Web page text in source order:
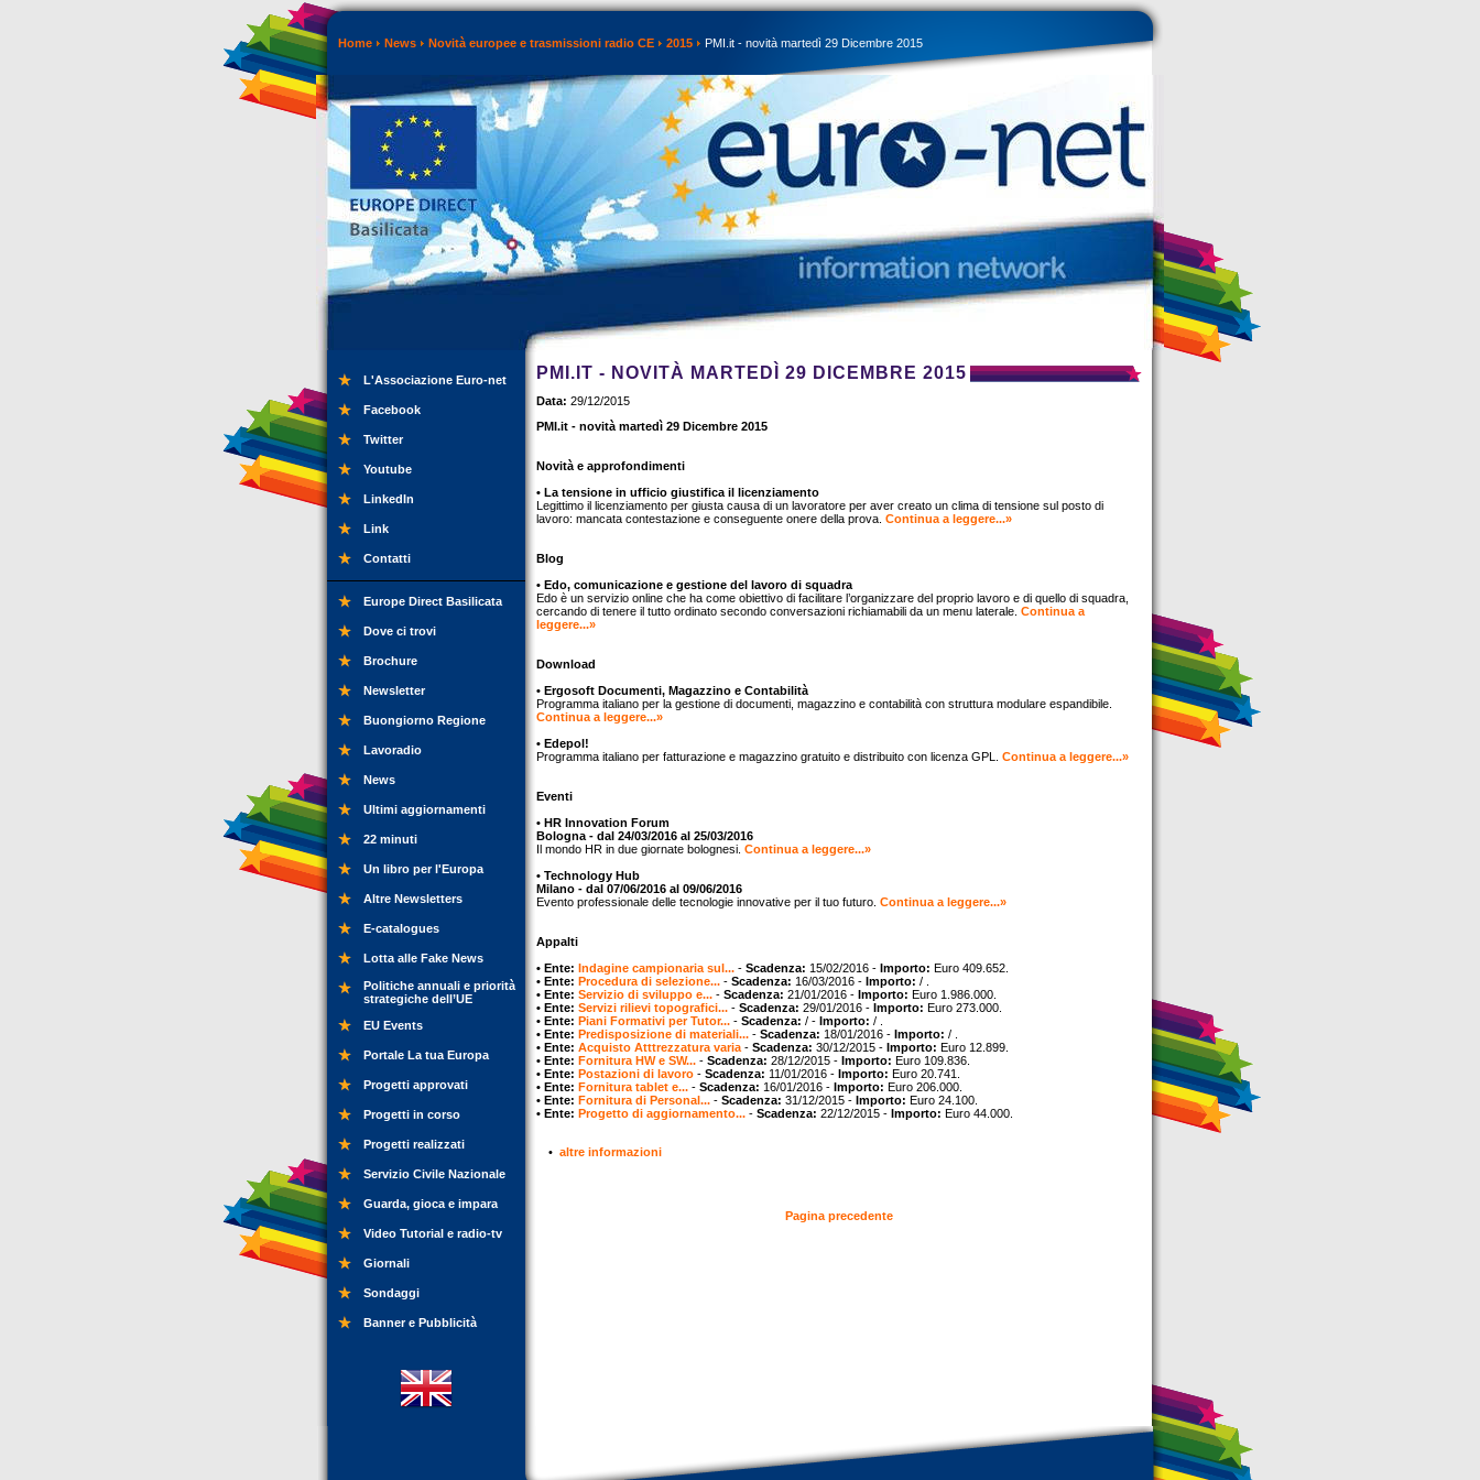
Home News Novità europee e trasmissioni radio CE 2015 PMI.it - novità martedì 29 Dicembre 2015
L'Associazione Euro-net
Facebook
Twitter
Youtube
LinkedIn
Link
Contatti
Europe Direct Basilicata
Dove ci trovi
Brochure
Newsletter
Buongiorno Regione
Lavoradio
News
Ultimi aggiornamenti
22 minuti
Un libro per l'Europa
Altre Newsletters
E-catalogues
Lotta alle Fake News
Politiche annuali e priorità
strategiche dell’UE
EU Events
Portale La tua Europa
Progetti approvati
Progetti in corso
Progetti realizzati
Servizio Civile Nazionale
Guarda, gioca e impara
Video Tutorial e radio-tv
Giornali
Sondaggi
Banner e Pubblicità
PMI.IT - NOVITÀ MARTEDÌ 29 DICEMBRE 2015
Data: 29/12/2015
PMI.it - novità martedì 29 Dicembre 2015
Novità e approfondimenti
• La tensione in ufficio giustifica il licenziamento
Legittimo il licenziamento per giusta causa di un lavoratore per aver creato un clima di tensione sul posto di
lavoro: mancata contestazione e conseguente onere della prova. Continua a leggere...»
Blog
• Edo, comunicazione e gestione del lavoro di squadra
Edo è un servizio online che ha come obiettivo di facilitare l’organizzare del proprio lavoro e di quello di squadra,
cercando di tenere il tutto ordinato secondo conversazioni richiamabili da un menu laterale. Continua a
leggere...»
Download
• Ergosoft Documenti, Magazzino e Contabilità
Programma italiano per la gestione di documenti, magazzino e contabilità con struttura modulare espandibile.
Continua a leggere...»
• Edepol!
Programma italiano per fatturazione e magazzino gratuito e distribuito con licenza GPL. Continua a leggere...»
Eventi
• HR Innovation Forum
Bologna - dal 24/03/2016 al 25/03/2016
Il mondo HR in due giornate bolognesi. Continua a leggere...»
• Technology Hub
Milano - dal 07/06/2016 al 09/06/2016
Evento professionale delle tecnologie innovative per il tuo futuro. Continua a leggere...»
Appalti
• Ente: Indagine campionaria sul... - Scadenza: 15/02/2016 - Importo: Euro 409.652.
• Ente: Procedura di selezione... - Scadenza: 16/03/2016 - Importo: / .
• Ente: Servizio di sviluppo e... - Scadenza: 21/01/2016 - Importo: Euro 1.986.000.
• Ente: Servizi rilievi topografici... - Scadenza: 29/01/2016 - Importo: Euro 273.000.
• Ente: Piani Formativi per Tutor... - Scadenza: / - Importo: / .
• Ente: Predisposizione di materiali... - Scadenza: 18/01/2016 - Importo: / .
• Ente: Acquisto Atttrezzatura varia - Scadenza: 30/12/2015 - Importo: Euro 12.899.
• Ente: Fornitura HW e SW... - Scadenza: 28/12/2015 - Importo: Euro 109.836.
• Ente: Postazioni di lavoro - Scadenza: 11/01/2016 - Importo: Euro 20.741.
• Ente: Fornitura tablet e... - Scadenza: 16/01/2016 - Importo: Euro 206.000.
• Ente: Fornitura di Personal... - Scadenza: 31/12/2015 - Importo: Euro 24.100.
• Ente: Progetto di aggiornamento... - Scadenza: 22/12/2015 - Importo: Euro 44.000.
• altre informazioni
Pagina precedente